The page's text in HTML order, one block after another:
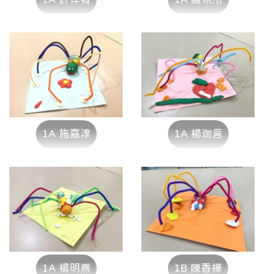
1A 施嘉淳 1A 楊珈言
1A 楊明熹 1B 陳香樺